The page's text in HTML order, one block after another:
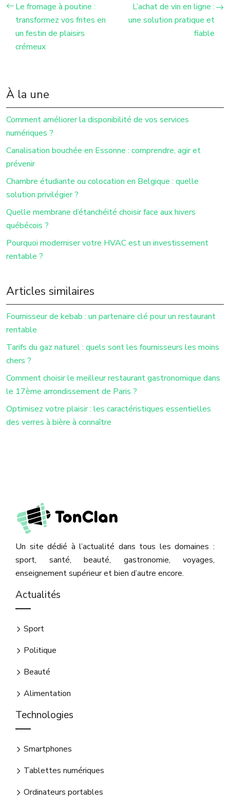
Le fromage à poutine :
transformez vos frites en
un festin de plaisirs
crémeux
L’achat de vin en ligne :
une solution pratique et
fiable
À la une
Comment améliorer la disponibilité de vos services
numériques ?
Canalisation bouchée en Essonne : comprendre, agir et
prévenir
Chambre étudiante ou colocation en Belgique : quelle
solution privilégier ?
Quelle membrane d’étanchéité choisir face aux hivers
québécois ?
Pourquoi moderniser votre HVAC est un investissement
rentable ?
Articles similaires
Fournisseur de kebab : un partenaire clé pour un restaurant
rentable
Tarifs du gaz naturel : quels sont les fournisseurs les moins
chers ?
Comment choisir le meilleur restaurant gastronomique dans
le 17ème arrondissement de Paris ?
Optimisez votre plaisir : les caractéristiques essentielles
des verres à bière à connaître
Un site dédié à l’actualité dans tous les domaines :
sport, santé, beauté, gastronomie, voyages,
enseignement supérieur et bien d’autre encore.
Actualités
Sport
Politique
Beauté
Alimentation
Technologies
Smartphones
Tablettes numériques
Ordinateurs portables